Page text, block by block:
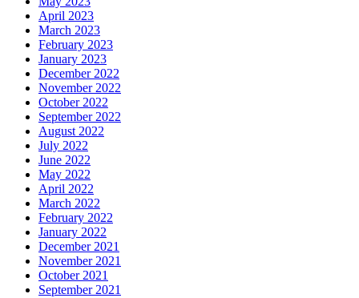
April 2023
March 2023
February 2023
January 2023
December 2022
November 2022
October 2022
September 2022
August 2022
July 2022
June 2022
May 2022
April 2022
March 2022
February 2022
January 2022
December 2021
November 2021
October 2021
September 2021